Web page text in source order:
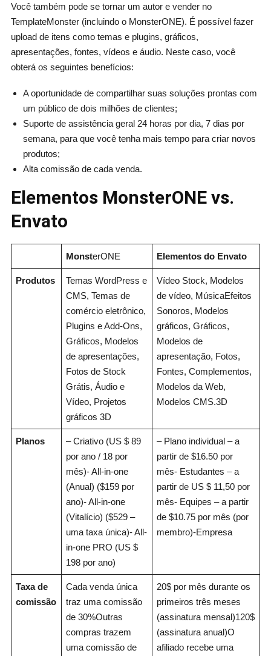
Você também pode se tornar um autor e vender no
TemplateMonster (incluindo o MonsterONE). É possível fazer
upload de itens como temas e plugins, gráficos,
apresentações, fontes, vídeos e áudio. Neste caso, você
obterá os seguintes benefícios:
A oportunidade de compartilhar suas soluções prontas com
um público de dois milhões de clientes;
Suporte de assistência geral 24 horas por dia, 7 dias por
semana, para que você tenha mais tempo para criar novos
produtos;
Alta comissão de cada venda.
Elementos MonsterONE vs.
Envato
MonsterONE Elementos do Envato
Produtos
Temas WordPress e
CMS, Temas de
comércio eletrônico,
Plugins e Add-Ons,
Gráficos, Modelos
de apresentações,
Fotos de Stock
Grátis, Áudio e
Vídeo, Projetos
gráficos 3D
Vídeo Stock, Modelos
de vídeo, MúsicaEfeitos
Sonoros, Modelos
gráficos, Gráficos,
Modelos de
apresentação, Fotos,
Fontes, Complementos,
Modelos da Web,
Modelos CMS.3D
Planos
– Criativo (US $ 89
por ano / 18 por
mês)- All-in-one
(Anual) ($159 por
ano)- All-in-one
(Vitalício) ($529 –
uma taxa única)- All-
in-one PRO (US $
198 por ano)
– Plano individual – a
partir de $16.50 por
mês- Estudantes – a
partir de US $ 11,50 por
mês- Equipes – a partir
de $10.75 por mês (por
membro)-Empresa
Taxa de
comissão
Cada venda única
traz uma comissão
de 30%Outras
compras trazem
uma comissão de
20$ por mês durante os
primeiros três meses
(assinatura mensal)120$
(assinatura anual)O
afiliado recebe uma